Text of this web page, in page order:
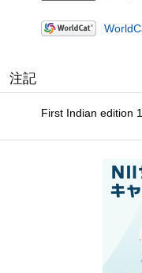
注記
First Indian edition